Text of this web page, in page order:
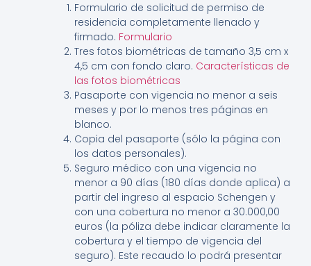
Formulario de solicitud de permiso de
residencia completamente llenado y
firmado. Formulario
Tres fotos biométricas de tamaño 3,5 cm x
4,5 cm con fondo claro. Características de
las fotos biométricas
Pasaporte con vigencia no menor a seis
meses y por lo menos tres páginas en
blanco.
Copia del pasaporte (sólo la página con
los datos personales).
Seguro médico con una vigencia no
menor a 90 días (180 días donde aplica) a
partir del ingreso al espacio Schengen y
con una cobertura no menor a 30.000,00
euros (la póliza debe indicar claramente la
cobertura y el tiempo de vigencia del
seguro). Este recaudo lo podrá presentar